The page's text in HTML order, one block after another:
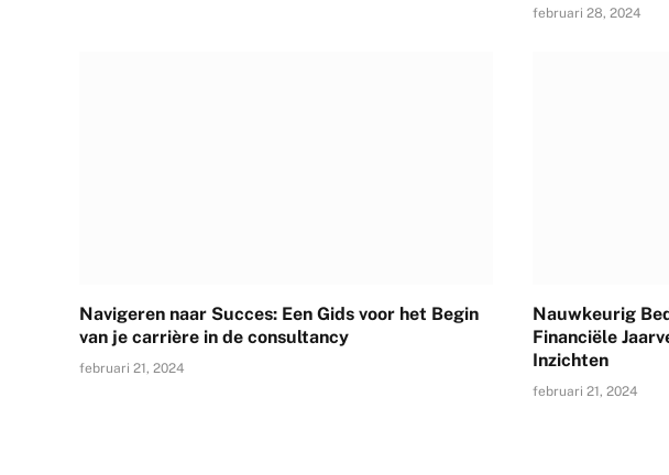
februari 28, 2024
Navigeren naar Succes: Een Gids voor het Begin
van je carrière in de consultancy
februari 21, 2024
Nauwkeurig
Financiële
Inzichten
februari 21, 2024